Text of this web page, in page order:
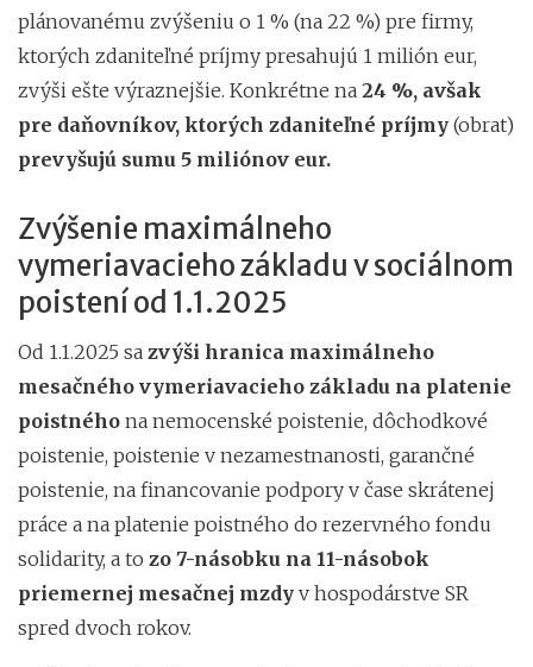
plánovanému zvýšeniu o 1 % (na 22 %) pre firmy,
ktorých zdaniteľné príjmy presahujú 1 milión eur,
zvýši ešte výraznejšie. Konkrétne na 24 %, avšak
pre daňovníkov, ktorých zdaniteľné príjmy (obrat)
prevyšujú sumu 5 miliónov eur.
Zvýšenie maximálneho
vymeriavacieho základu v sociálnom
poistení od 1.1.2025
Od 1.1.2025 sa zvýši hranica maximálneho
mesačného vymeriavacieho základu na platenie
poistného na nemocenské poistenie, dôchodkové
poistenie, poistenie v nezamestnanosti, garančné
poistenie, na financovanie podpory v čase skrátenej
práce a na platenie poistného do rezervného fondu
solidarity, a to zo 7-násobku na 11-násobok
priemernej mesačnej mzdy v hospodárstve SR
spred dvoch rokov.